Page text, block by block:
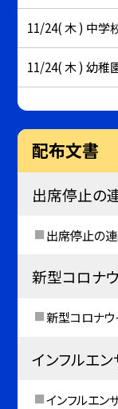
11/24( 木 ) 中学
11/24( 木 ) 幼稚園
配布文書
出席停止の
出席停止の
新型コロナ
新型コロナ
インフルエ
インフルエン